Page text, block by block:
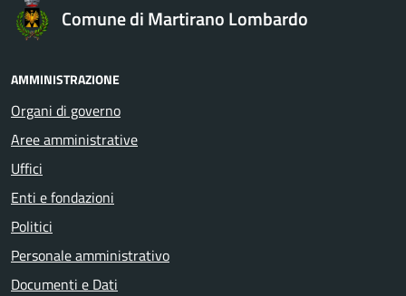
Comune di Martirano Lombardo
AMMINISTRAZIONE
Organi di governo
Aree amministrative
Uffici
Enti e fondazioni
Politici
Personale amministrativo
Documenti e Dati